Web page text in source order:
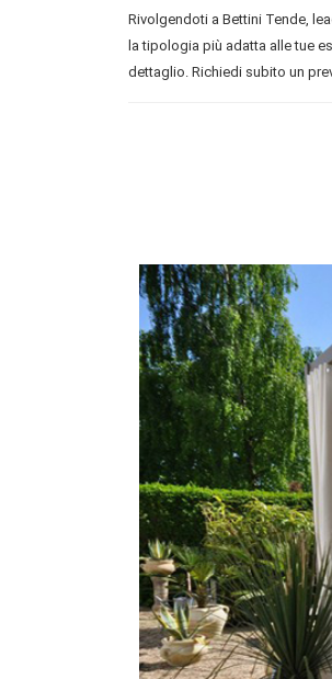
Rivolgendoti a Bettini Tende,
la tipologia più adatta alle tue
dettaglio. Richiedi subito un